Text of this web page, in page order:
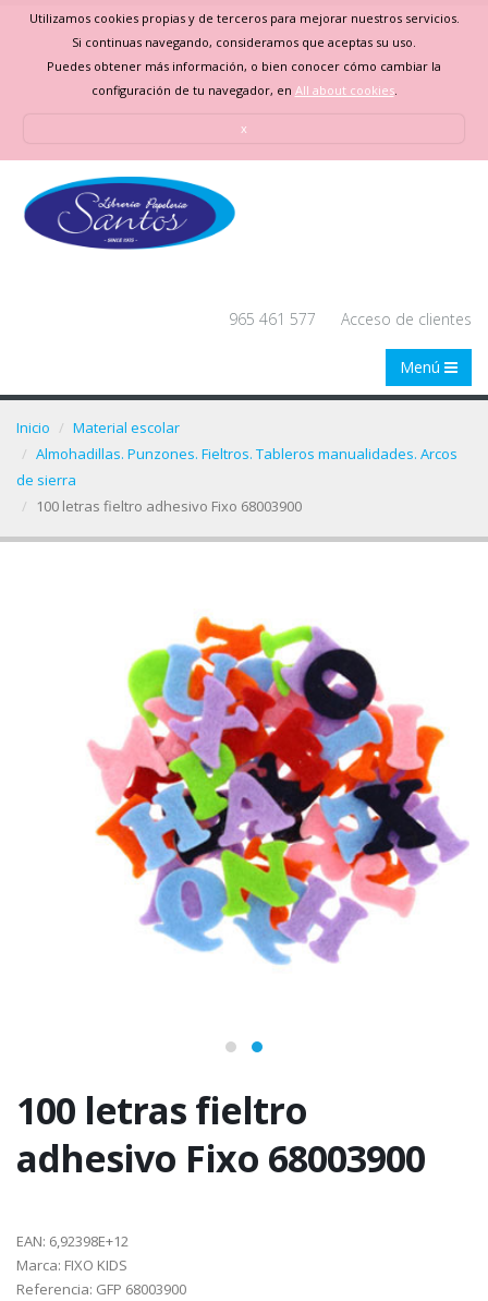
Utilizamos cookies propias y de terceros para mejorar nuestros servicios.
Si continuas navegando, consideramos que aceptas su uso.
Puedes obtener más información, o bien conocer cómo cambiar la
configuración de tu navegador, en All about cookies.
x
965 461 577 Acceso de clientes
Menú
Inicio
Material escolar
Almohadillas. Punzones. Fieltros. Tableros manualidades. Arcos
de sierra
100 letras fieltro adhesivo Fixo 68003900
100 letras fieltro
adhesivo Fixo 68003900
EAN: 6,92398E+12
Marca: FIXO KIDS
Referencia: GFP 68003900